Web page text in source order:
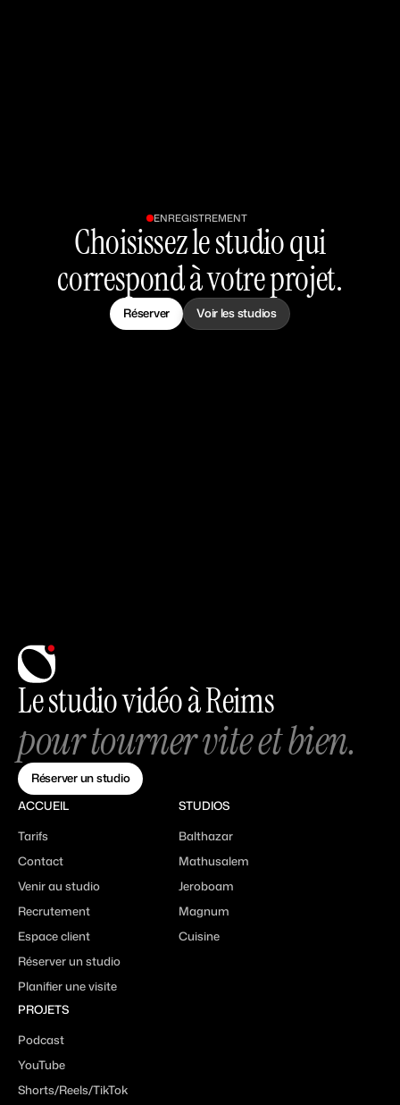
ENREGISTREMENT
Choisissez le studio qui
correspond à votre projet.
Réserver Voir les studios
Le studio vidéo à Reims
pour tourner vite et bien.
Réserver un studio
ACCUEIL
Tarifs
Contact
Venir au studio
Recrutement
Espace client
Réserver un studio
Planifier une visite
STUDIOS
Balthazar
Mathusalem
Jeroboam
Magnum
Cuisine
PROJETS
Podcast
YouTube
Shorts/Reels/TikTok